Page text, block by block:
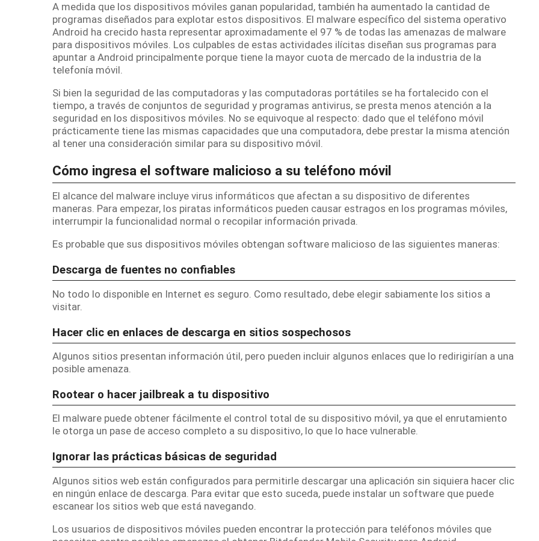
A medida que los dispositivos móviles ganan popularidad, también ha aumentado la cantidad de
programas diseñados para explotar estos dispositivos. El malware específico del sistema operativo
Android ha crecido hasta representar aproximadamente el 97 % de todas las amenazas de malware
para dispositivos móviles. Los culpables de estas actividades ilícitas diseñan sus programas para
apuntar a Android principalmente porque tiene la mayor cuota de mercado de la industria de la
telefonía móvil.
Si bien la seguridad de las computadoras y las computadoras portátiles se ha fortalecido con el
tiempo, a través de conjuntos de seguridad y programas antivirus, se presta menos atención a la
seguridad en los dispositivos móviles. No se equivoque al respecto: dado que el teléfono móvil
prácticamente tiene las mismas capacidades que una computadora, debe prestar la misma atención
al tener una consideración similar para su dispositivo móvil.
Cómo ingresa el software malicioso a su teléfono móvil
El alcance del malware incluye virus informáticos que afectan a su dispositivo de diferentes
maneras. Para empezar, los piratas informáticos pueden causar estragos en los programas móviles,
interrumpir la funcionalidad normal o recopilar información privada.
Es probable que sus dispositivos móviles obtengan software malicioso de las siguientes maneras:
Descarga de fuentes no confiables
No todo lo disponible en Internet es seguro. Como resultado, debe elegir sabiamente los sitios a
visitar.
Hacer clic en enlaces de descarga en sitios sospechosos
Algunos sitios presentan información útil, pero pueden incluir algunos enlaces que lo redirigirían a una
posible amenaza.
Rootear o hacer jailbreak a tu dispositivo
El malware puede obtener fácilmente el control total de su dispositivo móvil, ya que el enrutamiento
le otorga un pase de acceso completo a su dispositivo, lo que lo hace vulnerable.
Ignorar las prácticas básicas de seguridad
Algunos sitios web están configurados para permitirle descargar una aplicación sin siquiera hacer clic
en ningún enlace de descarga. Para evitar que esto suceda, puede instalar un software que puede
escanear los sitios web que está navegando.
Los usuarios de dispositivos móviles pueden encontrar la protección para teléfonos móviles que